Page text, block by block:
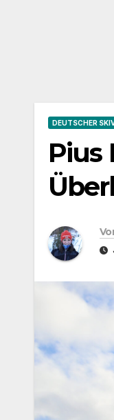
DEUTSCHER
Pius